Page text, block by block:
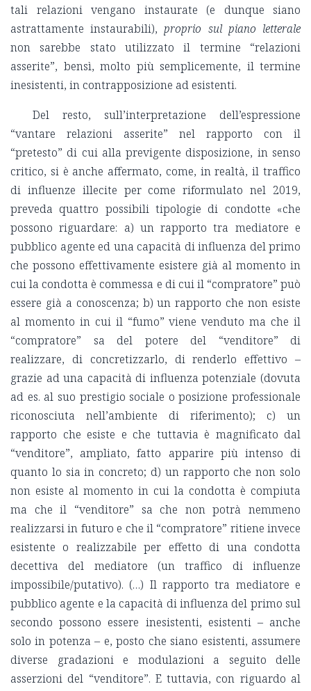
tali relazioni vengano instaurate (e dunque siano
astrattamente instaurabili),proprio sul piano letterale
non sarebbe stato utilizzato il termine “relazioni
asserite”, bensì, molto più semplicemente, il termine
inesistenti, in contrapposizione ad esistenti.
Del resto, sull’interpretazione dell’espressione
“vantare relazioni asserite” nel rapporto con il
“pretesto” di cui alla previgente disposizione, in senso
critico, si è anche affermato, come, in realtà, il traffico
di influenze illecite per come riformulato nel 2019,
preveda quattro possibili tipologie di condotte «che
possono riguardare: a) un rapporto tra mediatore e
pubblico agente ed una capacità di influenza del primo
che possono effettivamente esistere già al momento in
cui la condotta è commessa e di cui il “compratore” può
essere già a conoscenza; b) un rapporto che non esiste
al momento in cui il “fumo” viene venduto ma che il
“compratore” sa del potere del “venditore” di
realizzare, di concretizzarlo, di renderlo effettivo –
grazie ad una capacità di influenza potenziale (dovuta
ad es. al suo prestigio sociale o posizione professionale
riconosciuta nell’ambiente di riferimento); c) un
rapporto che esiste e che tuttavia è magnificato dal
“venditore”, ampliato, fatto apparire più intenso di
quanto lo sia in concreto; d) un rapporto che non solo
non esiste al momento in cui la condotta è compiuta
ma che il “venditore” sa che non potrà nemmeno
realizzarsi in futuro e che il “compratore” ritiene invece
esistente o realizzabile per effetto di una condotta
decettiva del mediatore (un traffico di influenze
impossibile/putativo). (…) Il rapporto tra mediatore e
pubblico agente e la capacità di influenza del primo sul
secondo possono essere inesistenti, esistenti – anche
solo in potenza – e, posto che siano esistenti, assumere
diverse gradazioni e modulazioni a seguito delle
asserzioni del “venditore”. E tuttavia, con riguardo al